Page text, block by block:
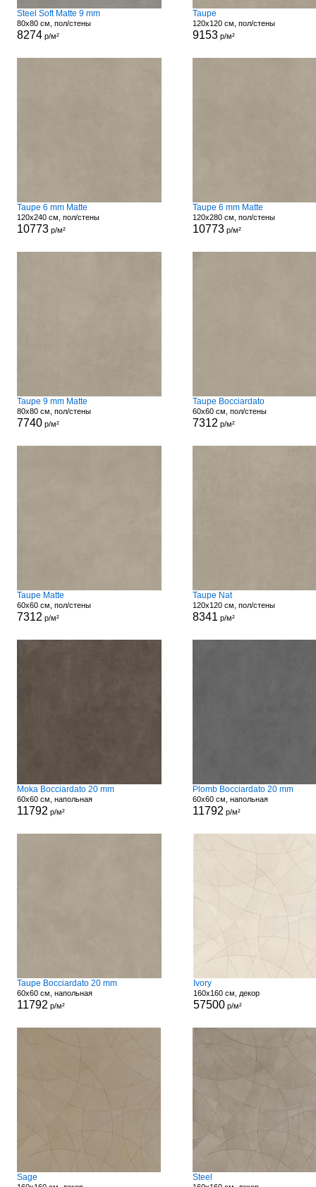
Steel Soft Matte 9 mm
80x80 см, пол/стены
8274р/м²
Taupe
120x120 см, пол/стены
9153р/м²
Taupe 6 mm Matte
120x240 см, пол/стены
10773р/м²
Taupe 6 mm Matte
120x280 см, пол/стены
10773р/м²
Taupe 9 mm Matte
80x80 см, пол/стены
7740р/м²
Taupe Bocciardato
60x60 см, пол/стены
7312 р/м²
Taupe Matte
60x60 см, пол/стены
7312 р/м²
Taupe Nat
120x120 см, пол/стены
8341 р/м²
Moka Bocciardato 20 mm
60x60 см, напольная
11792 р/м²
Plomb Bocciardato 20 mm
60x60 см, напольная
11792 р/м²
Taupe Bocciardato 20 mm
60x60 см, напольная
11792 р/м²
Ivory
160x160 см, декор
57500 р/м²
Sage Steel